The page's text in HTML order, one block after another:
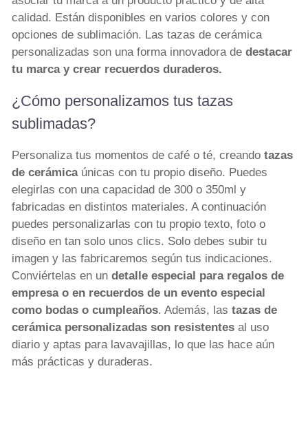
calidad. Están disponibles en varios colores y con
opciones de sublimación. Las tazas de cerámica
personalizadas son una forma innovadora de destacar
tu marca y crear recuerdos duraderos.
¿Cómo personalizamos tus tazas
sublimadas?
Personaliza tus momentos de café o té, creando tazas
de cerámicaúnicas con tu propio diseño. Puedes
elegirlas con una capacidad de 300 o 350ml y
fabricadas en distintos materiales. A continuación
puedes personalizarlas con tu propio texto, foto o
diseño en tan solo unos clics. Solo debes subir tu
imagen y las fabricaremos según tus indicaciones.
Conviértelas en un detalle especial para regalos de
empresa o en recuerdos de un evento especial
como bodas o cumpleaños. Además, las tazas de
cerámica personalizadas son resistentesal uso
diario y aptas para lavavajillas, lo que las hace aún
más prácticas y duraderas.